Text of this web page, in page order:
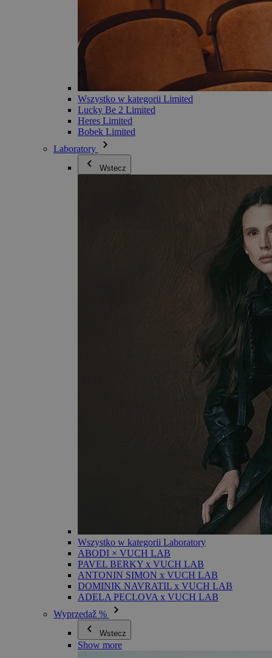
Wszystko w kategorii Limited
Lucky Be 2 Limited
Heres Limited
Bobek Limited
Laboratory
Wstecz
Wszystko w kategorii Laboratory
ABODI × VUCH LAB
PAVEL BERKY x VUCH LAB
ANTONIN SIMON x VUCH LAB
DOMINIK NAVRATIL x VUCH LAB
ADELA PECLOVA x VUCH LAB
Wyprzedaž %
Wstecz
Show more